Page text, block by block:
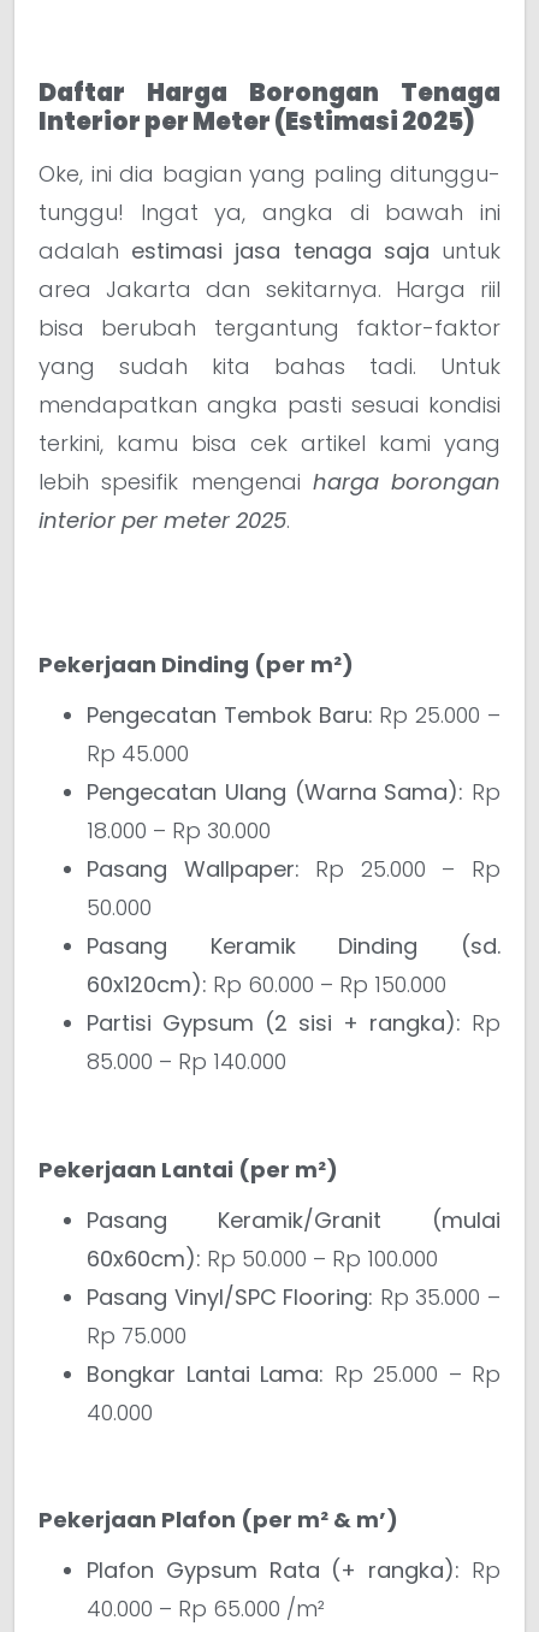
Daftar Harga Borongan Tenaga
Interior per Meter (Estimasi 2025)
Oke, ini dia bagian yang paling ditunggu-
tunggu! Ingat ya, angka di bawah ini
adalah estimasi jasa tenaga saja untuk
area Jakarta dan sekitarnya. Harga riil
bisa berubah tergantung faktor-faktor
yang sudah kita bahas tadi. Untuk
mendapatkan angka pasti sesuai kondisi
terkini, kamu bisa cek artikel kami yang
lebih spesifik mengenai harga borongan
interior per meter 2025.
Pekerjaan Dinding (per m²)
Pengecatan Tembok Baru: Rp 25.000 –
Rp 45.000
Pengecatan Ulang (Warna Sama): Rp
18.000 – Rp 30.000
Pasang Wallpaper: Rp 25.000 – Rp
50.000
Pasang Keramik Dinding (sd.
60x120cm): Rp 60.000 – Rp 150.000
Partisi Gypsum (2 sisi + rangka): Rp
85.000 – Rp 140.000
Pekerjaan Lantai (per m²)
Pasang Keramik/Granit (mulai
60x60cm): Rp 50.000 – Rp 100.000
Pasang Vinyl/SPC Flooring: Rp 35.000 –
Rp 75.000
Bongkar Lantai Lama: Rp 25.000 – Rp
40.000
Pekerjaan Plafon (per m² & m’)
Plafon Gypsum Rata (+ rangka): Rp
40.000 – Rp 65.000 /m²